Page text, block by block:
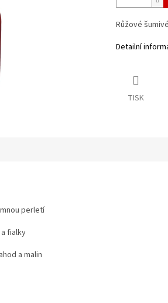
Růžové
Detailní
TISK
perletí
fialky
a malin